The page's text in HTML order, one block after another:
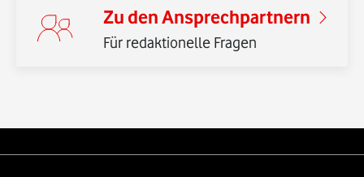
Zu den Ansprechpartnern
Für redaktionelle Fragen